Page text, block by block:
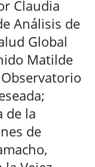
Claudia
Análisis de
Global
Matilde
de la
de